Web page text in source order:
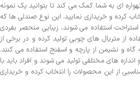
یا گهواره ای به شما کمک می کند تا بتوانید یک نمونه
کرده و خریداری نمایید. این نوع صندلی ها که
استفاده می شوند، زیبایی منحصر بفردی
از متریال های چوبی تولید کرده و در برخی از
و نشیمن از پارچه و اسفنج استفاده می کنند.
های مختلفی تولید می شوند و افراد باید با
از این محصولات را انتخاب کرده و خریداری